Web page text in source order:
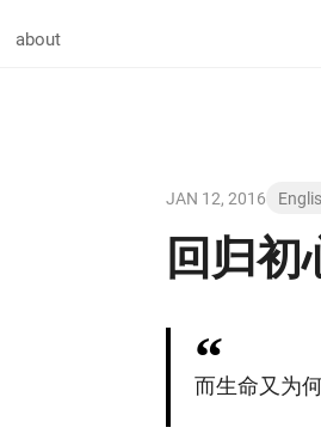
about
JAN 12, 2016
回归初
而生命又为